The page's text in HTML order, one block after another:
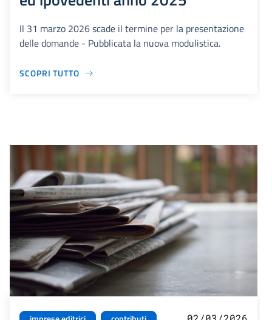
Il 31 marzo 2026 scade il termine per la presentazione
delle domande - Pubblicata la nuova modulistica.
SCOPRI TUTTO